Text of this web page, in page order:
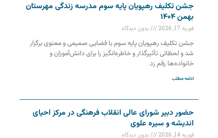
جشن تکلیف رهپویان پایه سوم مدرسه زندگی مهرستان
بهمن ۱۴۰۴
فوریه 17, 2026
بدون دیدگاه
جشن تکلیف رهپویان پایه سوم با فضایی صمیمی و معنوی برگزار
شد و لحظاتی تأثیرگذار و خاطره‌انگیز را برای دانش‌آموزان و
خانواده‌ها رقم زد.
ادامه مطلب
حضور دبیر شورای عالی انقلاب فرهنگی در مرکز احیای
اندیشه و سیره علوی
فوریه 14, 2026
بدون دیدگاه